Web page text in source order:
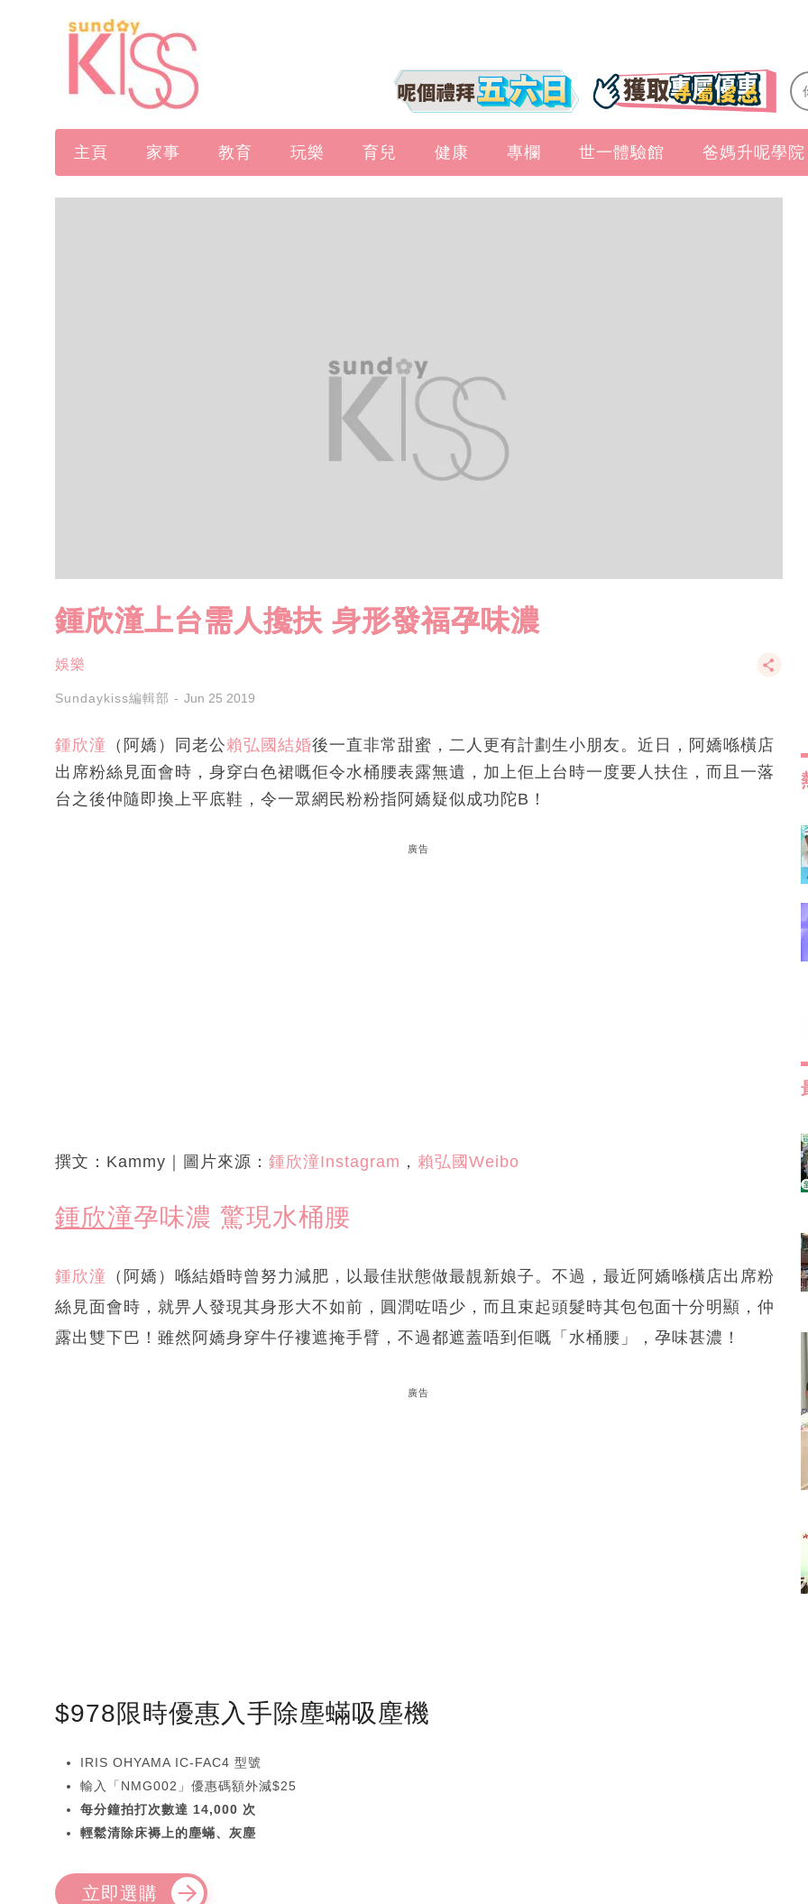
主頁 家事 教育 玩樂 育兒 健康 專欄 世一體驗館 爸媽升呢學院
鍾欣潼上台需人攙扶 身形發福孕味濃
娛樂
Sundaykiss編輯部 Jun 25 2019
鍾欣潼 （阿嬌）同老公賴弘國 結婚後一直非常甜蜜，二人更有計劃生小朋友。近日，阿嬌喺橫店
出席粉絲見面會時，身穿白色裙嘅佢令水桶腰表露無遺，加上佢上台時一度要人扶住，而且一落
台之後仲隨即換上平底鞋，令一眾網民粉粉指阿嬌疑似成功陀B！
廣告
撰文：Kammy｜圖片來源： 鍾欣潼Instagram ， 賴弘國Weibo
鍾欣潼孕味濃 驚現水桶腰
鍾欣潼 （阿嬌）喺結婚時曾努力減肥，以最佳狀態做最靚新娘子。不過，最近阿嬌喺橫店出席粉
絲見面會時，就畀人發現其身形大不如前，圓潤咗唔少，而且束起頭髮時其包包面十分明顯，仲
露出雙下巴！雖然阿嬌身穿牛仔褸遮掩手臂，不過都遮蓋唔到佢嘅「水桶腰」，孕味甚濃！
廣告
$978限時優惠入手除塵蟎吸塵機
IRIS OHYAMA IC-FAC4 型號
輸入「NMG002」優惠碼額外減$25
每分鐘拍打次數達 14,000 次
輕鬆清除床褥上的塵蟎、灰塵
立即選購